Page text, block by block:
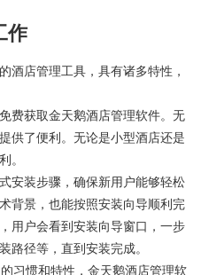
作
酒店管理工具，具有诸多特性，
费获取金天鹅酒店管理软件。无
供了便利。无论是小型酒店还是
。
安装步骤，确保新用户能够轻松
背景，也能按照安装向导顺利完
用户会看到安装向导窗口，一步
路径等，直到安装完成。
习惯和特性，金天鹅酒店管理软